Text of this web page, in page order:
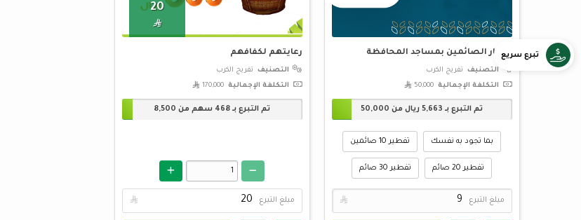
إفطار الصائمين بمساجد المحافظة
التصنيفتفريج الكرب
التكلفة الإجمالية50,000 
تم التبرع بـ 5,663ريال من 50,000
بما تجود به نفسك تفطير 10 صائمين
تفطير 20 صائم تفطير 30 صائم
مبلغ التبرع 
20

رعايتهم لكفافهم
التصنيفتفريج الكرب
التكلفة الإجمالية170,000 
تم التبرع بـ 468 سهم من 8,500
مبلغ التبرع 
تبرع سريع